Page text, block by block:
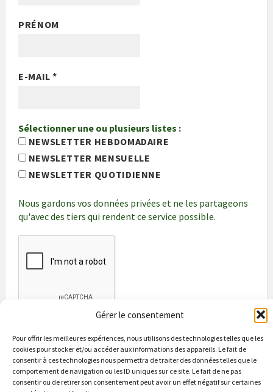
Gérer le consentement
Pour offrir les meilleures expériences, nous utilisons des technologies telles que les
cookies pour stocker et/ou accéder aux informations des appareils. Le fait de
consentir à ces technologies nous permettra de traiter des données telles que le
comportement de navigation ou les ID uniques sur ce site. Le fait de ne pas
consentir ou de retirer son consentement peut avoir un effet négatif sur certaines
PRÉNOM
E-MAIL*
Sélectionner une ou plusieurs listes :
NEWSLETTER HEBDOMADAIRE
NEWSLETTER MENSUELLE
NEWSLETTER QUOTIDIENNE
Nous gardons vos données privées et ne les partageons
qu'avec des tiers qui rendent ce service possible.